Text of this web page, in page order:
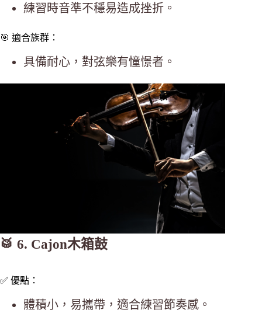
練習時音準不穩易造成挫折。
🎯 適合族群：
具備耐心，對弦樂有憧憬者。
🥁 6. Cajon木箱鼓
✅ 優點：
體積小，易攜帶，適合練習節奏感。